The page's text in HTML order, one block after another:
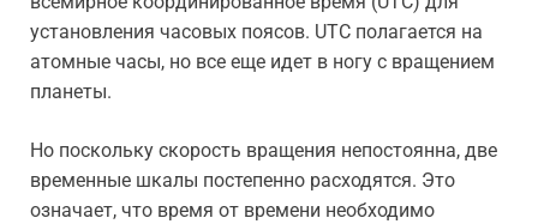
установления часовых поясов. UTC полагается на
атомные часы, но все еще идет в ногу с вращением
планеты.
Но поскольку скорость вращения непостоянна, две
временные шкалы постепенно расходятся. Это
означает, что время от времени необходимо